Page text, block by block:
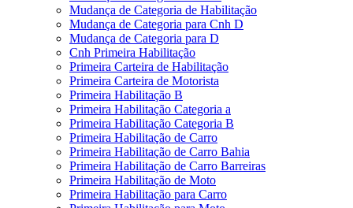
Mudança de Categoria de Habilitação
Mudança de Categoria para Cnh D
Mudança de Categoria para D
Cnh Primeira Habilitação
Primeira Carteira de Habilitação
Primeira Carteira de Motorista
Primeira Habilitação B
Primeira Habilitação Categoria a
Primeira Habilitação Categoria B
Primeira Habilitação de Carro
Primeira Habilitação de Carro Bahia
Primeira Habilitação de Carro Barreiras
Primeira Habilitação de Moto
Primeira Habilitação para Carro